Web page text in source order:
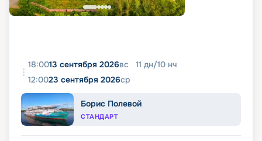
18:0013 сентября 2026вс 11 дн/10 нч
12:0023 сентября 2026ср
Борис Полевой
СТАНДАРТ